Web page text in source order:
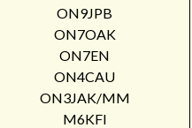
ON9JPB
ON7OAK
ON7EN
ON4CAU
ON3JAK/MM
M6KFI